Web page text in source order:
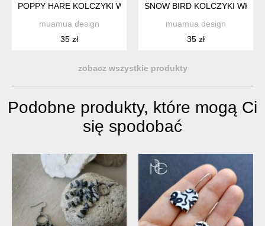
POPPY HARE KOLCZYKI WKRĘTKI NA WIECZOROWĄ
muamua design
35 zł
SNOW BIRD KOLCZYKI
muamua design
35 zł
zobacz wszystkie produkty
Podobne produkty, które mogą Ci
się spodobać